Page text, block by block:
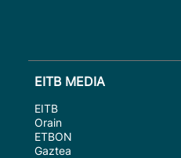
EITB MEDIA
EITB
Orain
ETBON
Gaztea